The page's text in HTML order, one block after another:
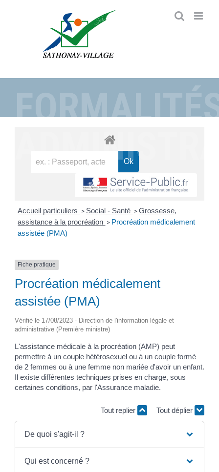
Accueil particuliers > Social - Santé > Grossesse,
assistance à la procréation > Procréation médicalement
assistée (PMA)
Fiche pratique
Procréation médicalement
assistée (PMA)
Vérifié le 17/08/2023 - Direction de l'information légale et
administrative (Première ministre)
L'assistance médicale à la procréation (AMP) peut
permettre à un couple hétérosexuel ou à un couple formé
de 2 femmes ou à une femme non mariée d'avoir un enfant.
Il existe différentes techniques prises en charge, sous
certaines conditions, par l'Assurance maladie.
Tout replier Tout déplier
De quoi s'agit-il ?
Qui est concerné ?